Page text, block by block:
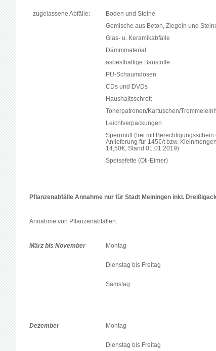
- zugelassene Abfälle:
Boden und Steine
Gemische aus Beton, Ziegeln und
Glas- u. Keramikabfälle
Dämmmaterial
asbesthaltige Baustoffe
PU-Schaumdosen
CDs und DVDs
Haushaltsschrott
Tonerpatronen/Kartuschen/
Leichtverpackungen
Sperrmüll (frei mit Berechtigungsschein
Anlieferung für 145€/t bzw.
14,50€, Stand 01.01.2019)
Speisefette (Öli-Eimer)
Pflanzenabfälle Annahme nur für Stadt Meiningen inkl.
Annahme von Pflanzenabfällen:
März bis November Montag
Dienstag bis Freitag
Samstag
Dezember Montag
Dienstag bis Freitag